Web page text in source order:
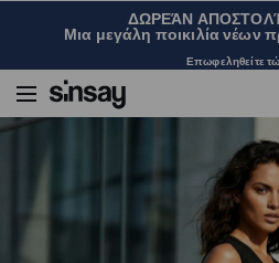
ΔΩΡΕΆΝ ΑΠΟΣΤΟΛΉ
Μια μεγάλη ποικιλία νέων
Επωφεληθείτε
Κορμάκι με τιράντες